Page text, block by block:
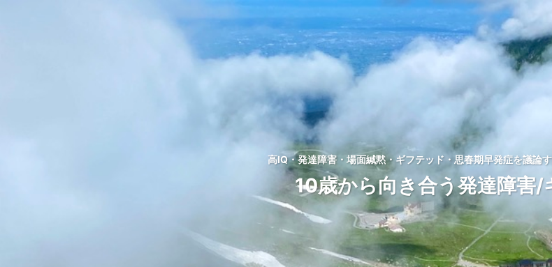
高IQ・発達障害・場面緘黙・ギフテッド・思春期早発症を議論
10歳から向き合う発達障害/